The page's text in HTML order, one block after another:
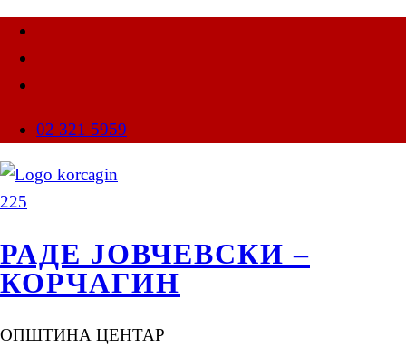
02 321 5959
РАДЕ ЈОВЧЕВСКИ –
КОРЧАГИН
ОПШТИНА ЦЕНТАР